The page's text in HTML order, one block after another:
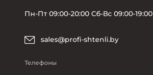
Пн-Пт 09:00-20:00 Сб-Вс 09:00-19:00
sales@profi-shtenli.by
Телефоны